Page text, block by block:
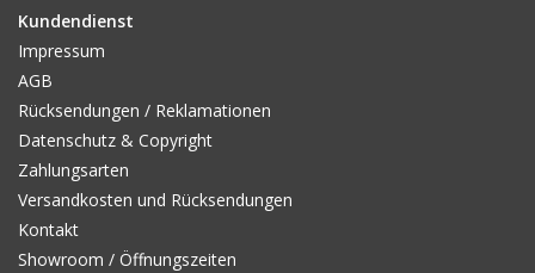
Kundendienst
Impressum
AGB
Rücksendungen / Reklamationen
Datenschutz & Copyright
Zahlungsarten
Versandkosten und Rücksendungen
Kontakt
Showroom / Öffnungszeiten